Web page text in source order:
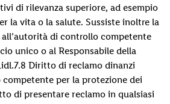
di rilevanza superiore, ad esempio
la vita o la salute. Sussiste inoltre la
di controllo competente
unico o al Responsabile della
Diritto di reclamo dinanzi
per la protezione dei
di presentare reclamo in qualsiasi